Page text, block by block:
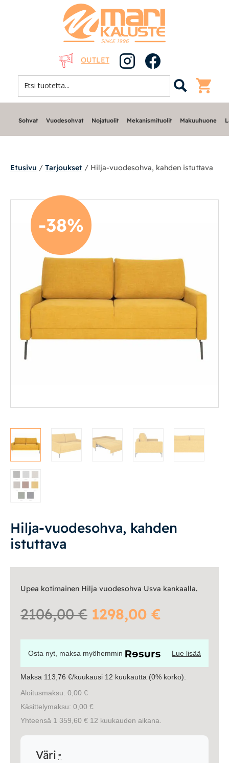
OUTLET
Sohvat
Nojatuolit
Mekanismituolit
Makuuhuone
Pöydät ja tuolit
Säilytys
Valaisimet
Vuodesohvat
Senioreille
Oma tili
Sohvat Vuodesohvat Nojatuolit Mekanismituolit Makuuhuone
Etusivu / Tarjoukset / Hilja-vuodesohva, kahden istuttava
-38%
Hilja-vuodesohva, kahden
istuttava
Upea kotimainen Hilja vuodesohva Usva kankaalla.
2106,00€ Alkuperäinen
hinta
oli:
1298,00 €
hinta
on:
Osta nyt, maksa myöhemmin Lue lisää
Maksa 113,76 €/kuukausi 12 kuukautta (0% korko).
Aloitusmaksu: 0,00 €
Käsittelymaksu: 0,00 €
Yhteensä 1 359,60 € 12 kuukauden aikana.
Väri *